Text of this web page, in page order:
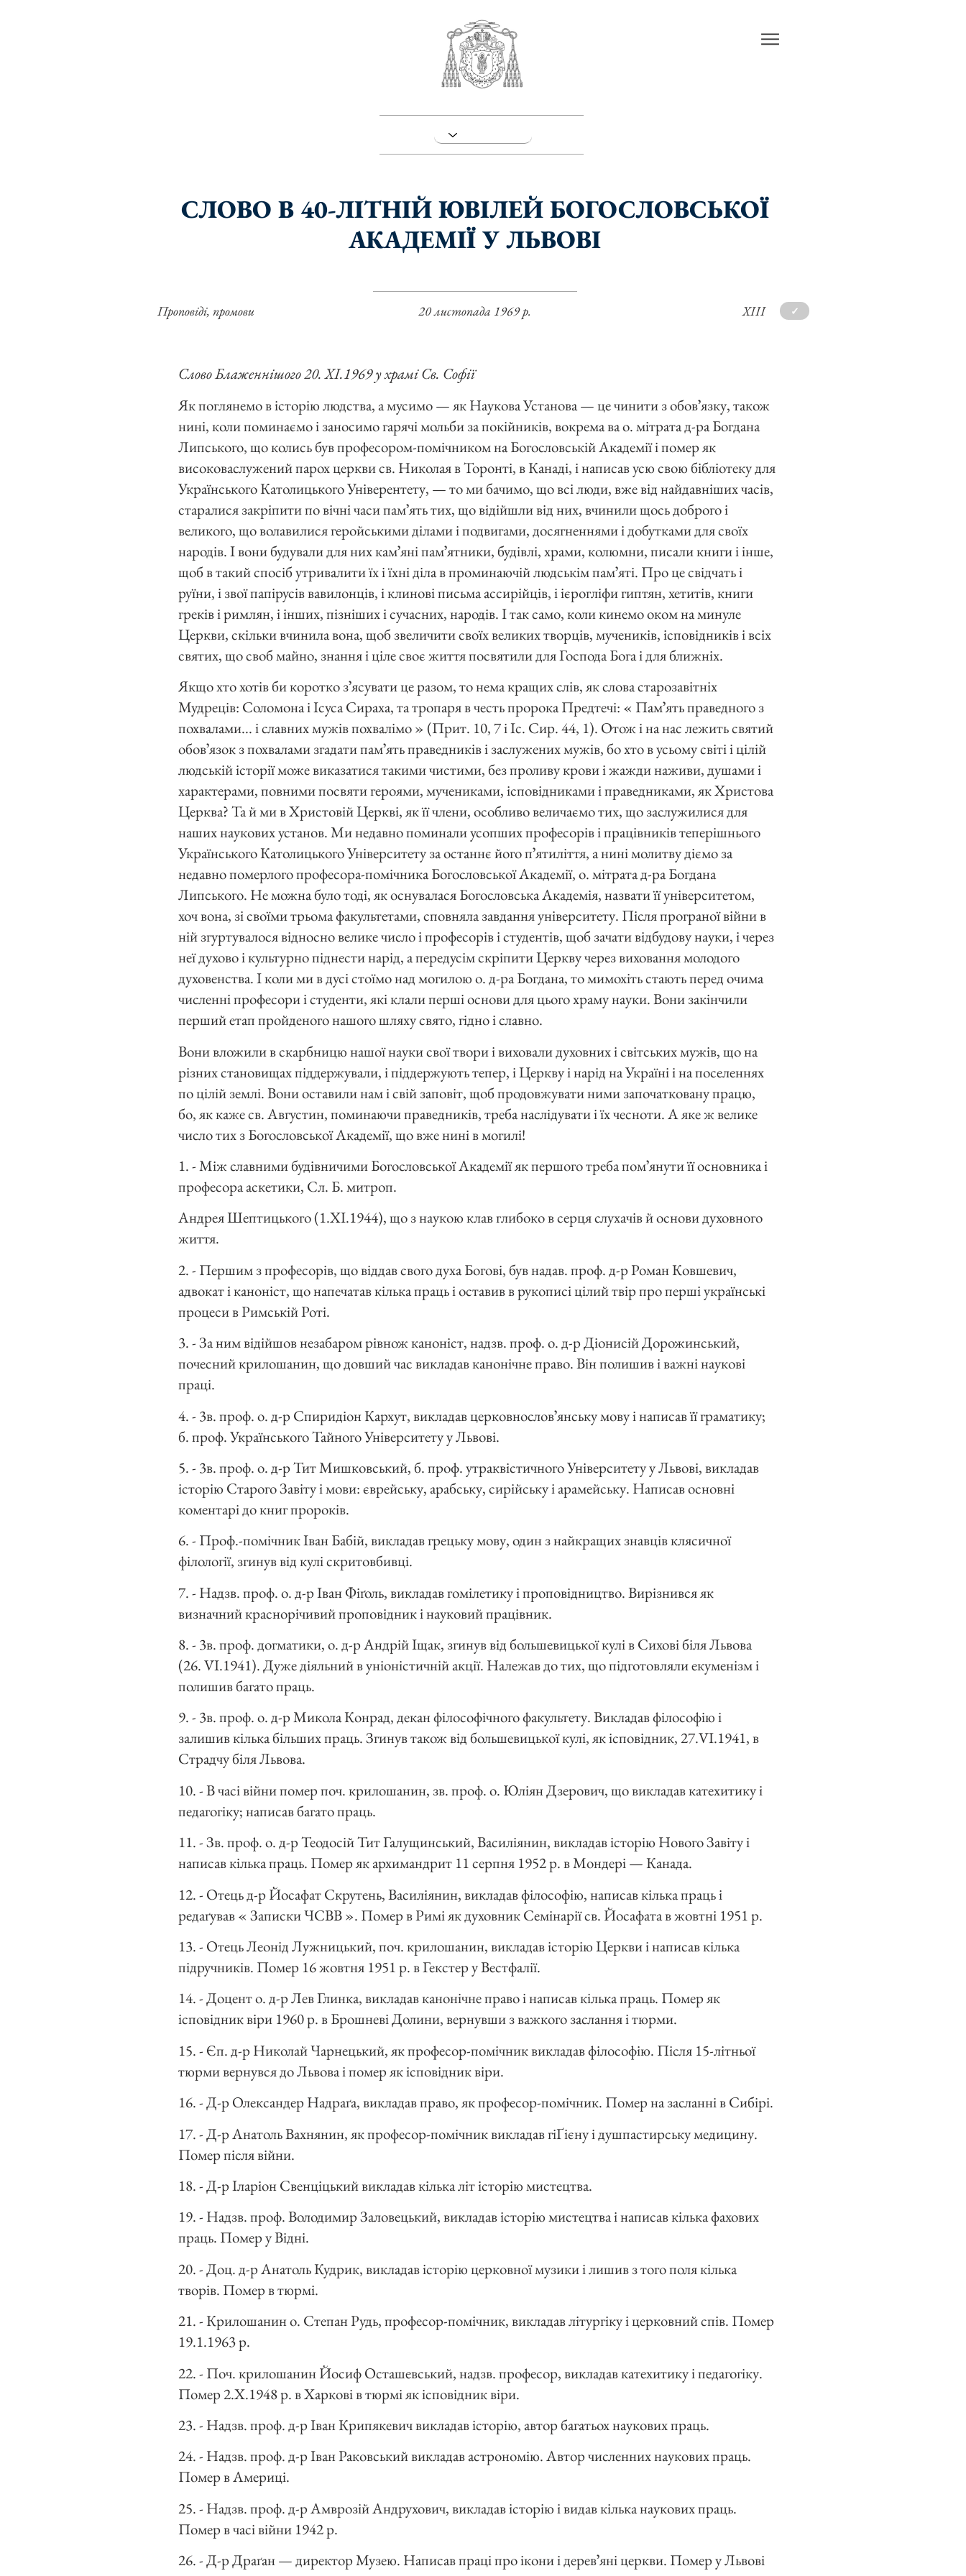
СЛОВО В 40-ЛІТНІЙ ЮВІЛЕЙ БОГОСЛОВСЬКОЇ
АКАДЕМІЇ У ЛЬВОВІ
20 листопада 1969 р.
Проповіді, промови XIII ✓
Слово Блаженнішого 20. ХІ.1969 у храмі Св. Софії
Як поглянемо в історію людства, а мусимо — як Наукова Установа — це чинити з обовʼязку, також
нині, коли поминаємо і заносимо гарячі мольби за покійників, вокрема ва о. мітрата д-ра Богдана
Липського, що колись був професором-помічником на Богословській Академії і помер як
високоваслужений парох церкви св. Николая в Торонті, в Канаді, і написав усю свою бібліотеку для
Українського Католицького Універентету, — то ми бачимо, що всі люди, вже від найдавніших часів,
старалися закріпити по вічні часи памʼять тих, що відійшли від них, вчинили щось доброго і
великого, що волавилися геройськими ділами і подвигами, досягненнями і добутками для своїх
народів. І вони будували для них камʼяні памʼятники, будівлі, храми, колюмни, писали книги і інше,
щоб в такий спосіб утривалити їх і їхні діла в проминаючій людськім памʼяті. Про це свідчать і
руїни, і звої папірусів вавилонців, і клинові письма ассирійців, і ієрогліфи гиптян, хетитів, книги
греків і римлян, і інших, пізніших і сучасних, народів. І так само, коли кинемо оком на минуле
Церкви, скільки вчинила вона, щоб звеличити своїх великих творців, мучеників, ісповідників і всіх
святих, що своб майно, знання і ціле своє життя посвятили для Господа Бога і для ближніх.
Якщо хто хотів би коротко зʼясувати це разом, то нема кращих слів, як слова старозавітніх
Мудреців: Соломона і Ісуса Сираха, та тропаря в честь пророка Предтечі: « Памʼять праведного з
похвалами... і славних мужів похвалімо » (Прит. 10, 7 і Іс. Сир. 44, 1). Отож і на нас лежить святий
обовʼязок з похвалами згадати памʼять праведників і заслужених мужів, бо хто в усьому світі і цілій
людській історії може виказатися такими чистими, без проливу крови і жажди наживи, душами i
характерами, повними посвяти героями, мучениками, ісповідниками і праведниками, як Христова
Церква? Та й ми в Христовій Церкві, як її члени, особливо величаємо тих, що заслужилися для
наших наукових установ. Ми недавно поминали усопших професорів і працівників теперішнього
Українського Католицького Університету за останнє його пʼятиліття, а нині молитву діємо за
недавно померлого професора-помічника Богословської Академії, о. мітрата д-ра Богдана
Липського. Не можна було тоді, як оснувалася Богословська Академія, назвати її університетом,
хоч вона, зі своїми трьома факультетами, сповняла завдання університету. Після програної війни в
ній згуртувалося відносно велике число і професорів і студентів, щоб зачати відбудову науки, і через
неї духово і культурно піднести нарід, а передусім скріпити Церкву через виховання молодого
духовенства. І коли ми в дусі стоїмо над могилою о. д-ра Богдана, то мимохіть стають перед очима
численні професори і студенти, які клали перші основи для цього храму науки. Вони закінчили
перший етап пройденого нашого шляху свято, гідно і славно.
Вони вложили в скарбницю нашої науки свої твори і виховали духовних і світських мужів, що на
різних становищах піддержували, і піддержують тепер, і Церкву і нарід на Україні і на поселеннях
по цілій землі. Вони оставили нам і свій заповіт, щоб продовжувати ними започатковану працю,
бо, як каже св. Августин, поминаючи праведників, треба наслідувати і їх чесноти. А яке ж велике
число тих з Богословської Академії, що вже нині в могилі!
1. - Між славними будівничими Богословської Академії як першого треба помʼянути її основника і
професора аскетики, Сл. Б. митроп.
Андрея Шептицького (1.XI.1944), що з наукою клав глибоко в серця слухачів й основи духовного
життя.
2. - Першим з професорів, що віддав свого духа Богові, був надав. проф. д-р Роман Ковшевич,
адвокат і каноніст, що напечатав кілька праць і оставив в рукописі цілий твір про перші українські
процеси в Римській Роті.
3. - За ним відійшов незабаром рівнож каноніст, надзв. проф. о. д-р Діонисій Дорожинський,
почесний крилошанин, що довший час викладав канонічне право. Він полишив і важні наукові
праці.
4. - 3в. проф. о. д-р Спиридіон Кархут, викладав церковнословʼянську мову і написав її граматику;
б. проф. Українського Тайного Університету у Львові.
5. - 3в. проф. о. д-р Тит Мишковський, б. проф. утраквістичного Університету у Львові, викладав
історію Старого Завіту і мови: єврейську, арабську, сирійську і арамейську. Написав основні
коментарі до книг пророків.
6. - Проф.-помічник Іван Бабій, викладав грецьку мову, один з найкращих знавців клясичної
філології, згинув від кулі скритовбивці.
7. - Надзв. проф. о. д-р Іван Фіґоль, викладав гомілетику і проповідництво. Вирізнився як
визначний краснорічивий проповідник і науковий працівник.
8. - 3в. проф. догматики, о. д-р Андрій Іщак, згинув від большевицької кулі в Сихові біля Львова
(26. VI.1941). Дуже діяльний в уніоністичній акції. Належав до тих, що підготовляли екуменізм і
полишив багато праць.
9. - 3в. проф. о. д-р Микола Конрад, декан філософічного факультету. Викладав філософію і
залишив кілька більших праць. Згинув також від большевицької кулі, як ісповідник, 27.VI.1941, в
Страдчу біля Львова.
10. - В часі війни помер поч. крилошанин, зв. проф. о. Юліян Дзерович, що викладав катехитику і
педагогіку; написав багато праць.
11. - Зв. проф. о. д-р Теодосій Тит Галущинський, Василіянин, викладав історію Нового Завіту і
написав кілька праць. Помер як архимандрит 11 серпня 1952 р. в Мондері — Канада.
12. - Отець д-р Йосафат Скрутень, Василіянин, викладав філософію, написав кілька праць і
редаґував « Записки ЧСВВ ». Помер в Римі як духовник Семінарії св. Йосафата в жовтні 1951 р.
13. - Отець Леонід Лужницький, поч. крилошанин, викладав історію Церкви і написав кілька
підручників. Помер 16 жовтня 1951 р. в Гекстер у Вестфалії.
14. - Доцент о. д-р Лев Глинка, викладав канонічне право і написав кілька праць. Помер як
ісповідник віри 1960 р. в Брошневі Долини, вернувши з важкого заслання і тюрми.
15. - Єп. д-р Николай Чарнецький, як професор-помічник викладав філософію. Після 15-літньої
тюрми вернувся до Львова і помер як ісповідник віри.
16. - Д-р Олександер Надраґа, викладав право, як професор-помічник. Помер на засланні в Сибірі.
17. - Д-р Анатоль Вахнянин, як професор-помічник викладав гіҐієну і душпастирську медицину.
Помер після війни.
18. - Д-р Іларіон Свенціцький викладав кілька літ історію мистецтва.
19. - Надзв. проф. Володимир Заловецький, викладав історію мистецтва і написав кілька фахових
праць. Помер у Відні.
20. - Доц. д-р Анатоль Кудрик, викладав історію церковної музики і лишив з того поля кілька
творів. Помер в тюрмі.
21. - Крилошанин о. Степан Рудь, професор-помічник, викладав літургіку і церковний спів. Помер
19.1.1963 р.
22. - Поч. крилошанин Йосиф Осташевський, надзв. професор, викладав катехитику і педагогіку.
Помер 2.Х.1948 р. в Харкові в тюрмі як ісповідник віри.
23. - Надзв. проф. д-р Іван Крипякевич викладав історію, автор багатьох наукових праць.
24. - Надзв. проф. д-р Іван Раковський викладав астрономію. Автор численних наукових праць.
Помер в Америці.
25. - Надзв. проф. д-р Амврозій Андрухович, викладав історію і видав кілька наукових праць.
Помер в часі війни 1942 р.
26. - Д-р Драґан — директор Музею. Написав праці про ікони і деревʼяні церкви. Помер у Львові